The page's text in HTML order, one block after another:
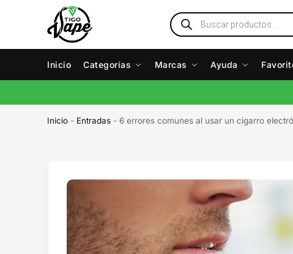
Inicio Categorías Marcas Ayuda
Inicio - Entradas - 6 errores comunes al usar un cigarro